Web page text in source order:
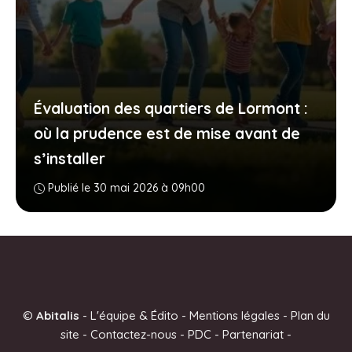
Évaluation des quartiers de Lormont :
où la prudence est de mise avant de
s’installer
Publié le 30 mai 2026 à 09h00
© Abitalis - L'équipe & Édito - Mentions légales- Plan du
site - Contactez-nous - PDC - Partenariat -